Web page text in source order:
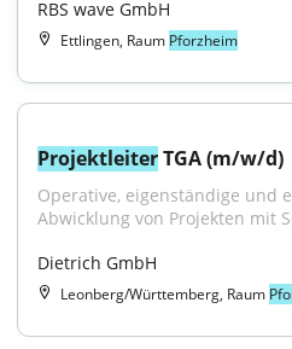
RBS wave GmbH
Ettlingen, Raum Pforzheim
Projektleiter TGA (m/w/d)
Operative, eigenständige und
Abwicklung von Projekten mit
Dietrich GmbH
Leonberg/Württemberg, Raum